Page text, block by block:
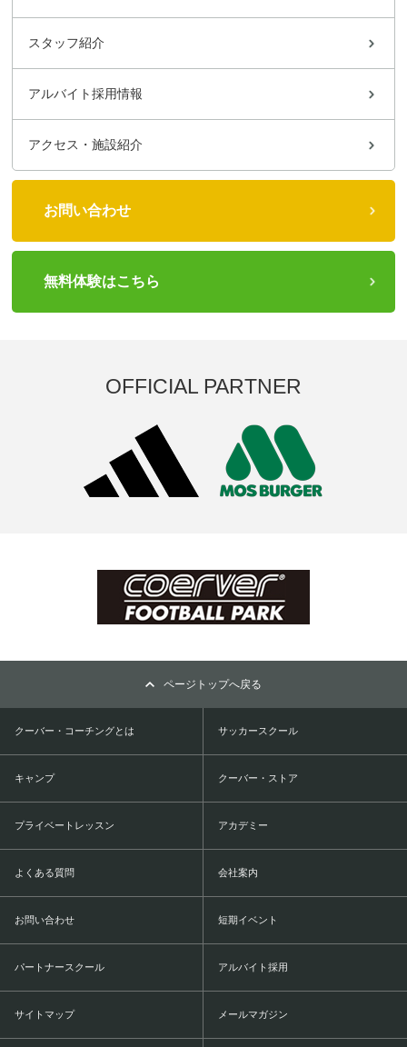
スタッフ紹介
アルバイト採用情報
アクセス・施設紹介
お問い合わせ
無料体験はこちら
OFFICIAL PARTNER
ページトップへ戻る
クーバー・コーチングとは サッカースクール
キャンプ クーバー・ストア
プライベートレッスン アカデミー
よくある質問 会社案内
お問い合わせ 短期イベント
パートナースクール アルバイト採用
サイトマップ メールマガジン